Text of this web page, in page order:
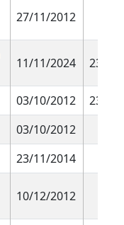
27/11/2012
11/11/2024 23/
03/10/2012
23/
03/10/2012
23/11/2014
10/12/2012